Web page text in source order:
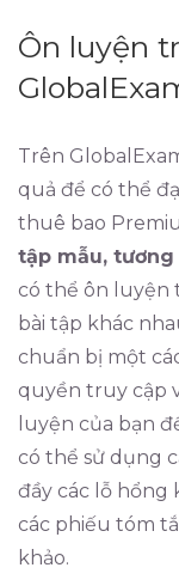
Ôn luyện
Trên
quả để có thể
thuê bao
tập mẫu, tương
có thể ôn luyện
bài tập khác
chuẩn bị một
quyền truy cập
luyện của bạn
có thể sử dụng
đầy các lỗ hổng
các phiếu tóm
khảo.